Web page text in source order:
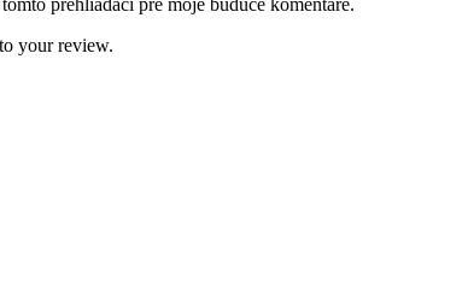
prehliadači pre moje budúce komentáre.
your review.